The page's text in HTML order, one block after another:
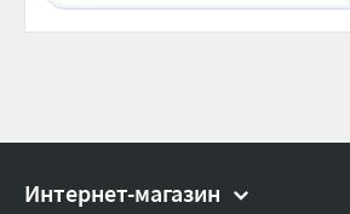
Интернет-магазин